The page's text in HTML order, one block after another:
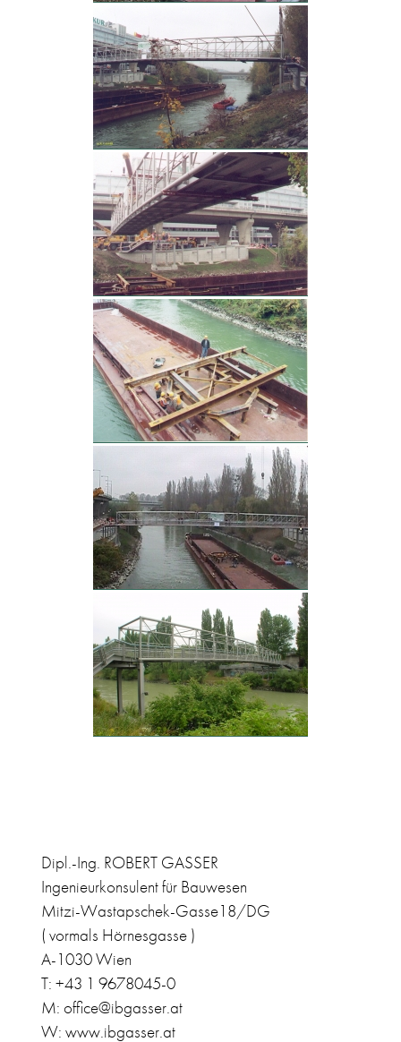
Dipl.-Ing. ROBERT GASSER
Ingenieurkonsulent für Bauwesen
Mitzi-Wastapschek-Gasse18/DG
( vormals Hörnesgasse )
A-1030 Wien
T: +43 1 9678045-0
M: office@ibgasser.at
W: www.ibgasser.at